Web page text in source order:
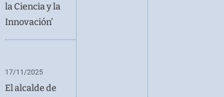
la Ciencia y la
Innovación’
17/11/2025
El alcalde de